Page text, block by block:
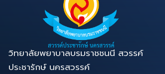
วิทยาลัยพยาบาลบรมราชชนนี สวรรค์
ประชารักษ์ นครสวรรค์